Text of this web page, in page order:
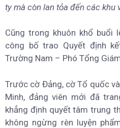
ty mà còn lan tỏa đến các khu
Cũng trong khuôn khổ buổi
công bố trao Quyết định
Trường Nam – Phó Tổng
Trước cờ Đảng, cờ Tổ quốc
Minh, đảng viên mới đã
khẳng định quyết tâm trung
không ngừng rèn luyện